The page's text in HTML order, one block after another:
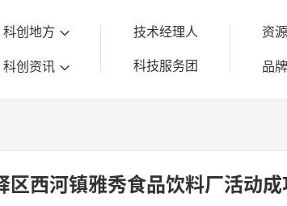
科创地方
科创资讯
技术经理人
科技服务团
资
品
西河镇雅秀食品饮料厂活动成